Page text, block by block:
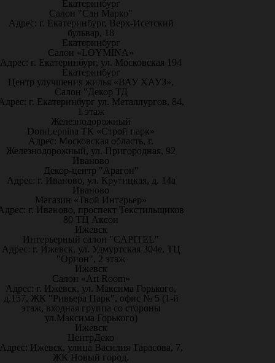
Екатеринбург
Салон "Сан Марко"
Адрес: г. Екатеринбург, Верх-Исетский
бульвар, 18
Екатеринбург
Салон «LOYMINA»
Адрес: г. Екатеринбург, ул. Московская 194
Екатеринбург
Центр улучшения жилья «ВАУ ХАУЗ»,
Салон "Декор ТД
г. Екатеринбург ул. Металлургов, 84,
1 этаж
Железнодорожный
DomLepnina ТК «Строй парк»
Адрес: Московская область, г.
Железнодорожный, ул. Пригородная, 92
Иваново
Декор-центр "Арагон"
Адрес: г. Иваново, ул. Крутицкая, д. 14а
Иваново
Магазин «Твой Интерьер»
г. Иваново, проспект Текстильщиков
80 ТЦ Аксон
Ижевск
Интерьерный салон "CAPITEL"
Адрес: г. Ижевск, ул. Удмуртская 304е, ТЦ
"Орион", 2 этаж
Ижевск
Салон «Art Room»
Адрес: г. Ижевск, ул. Максима Горького,
д.157, ЖК "Ривьера Парк", офис № 5 (1-й
этаж, входная группа со стороны
ул.Максима Горького)
Ижевск
ЦентрДеко
Ижевск, улица Василия Тарасова, 7,
ЖК Новый город.